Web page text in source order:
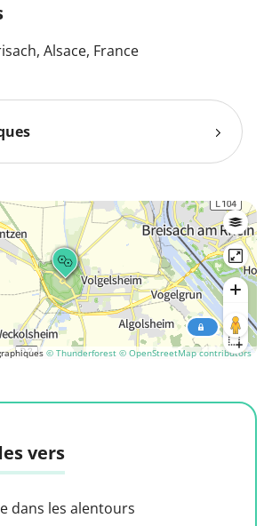
Alsace, France
© Thunderforest © OpenStreetMap contributors
vers
dans les alentours